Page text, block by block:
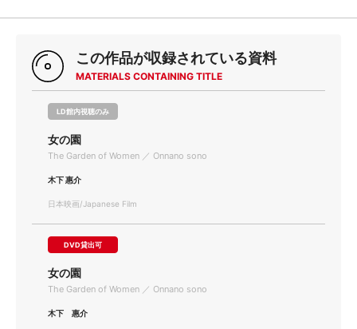
この作品が収録されている資料
MATERIALS CONTAINING TITLE
LD館内視聴のみ
女の園
The Garden of Women ／ Onnano sono
木下 惠介
日本映画/Japanese Film
DVD貸出可
女の園
The Garden of Women ／ Onnano sono
木下 惠介